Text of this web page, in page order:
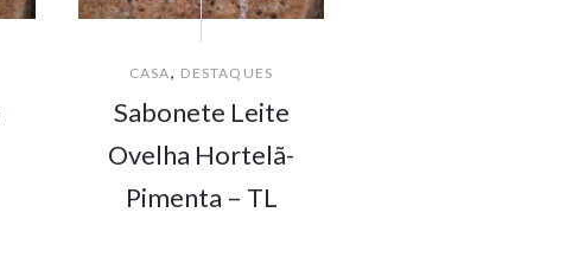
CASA, DESTAQUES
Sabonete Leite
Ovelha Hortelã-
Pimenta – TL